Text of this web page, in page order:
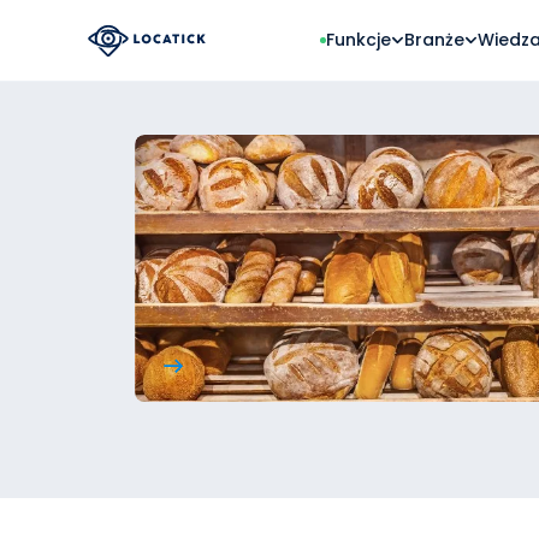
Funkcje Branże Wiedza
Formularz
Zlecenia od klientów 24/7,
telefonu
Kalendarz zleceń
Planuj pracę serwisantów
tydzień i miesiąc
Dyspozytor
Drag & drop - reaguj na
zmiany w ciągu dnia
HVAC
Klimatyzacja, wentylacja,
chłodnictwo
OZE
Fotowoltaika, pompy ciepła
Facility Management
Zarządzanie obiektami i
budynkami
Jak firmy
dzięki
Locatick +
inne
200
Stała
umów